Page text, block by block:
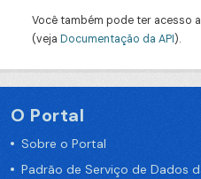
Você também pode ter acesso
(veja Documentação da API).
O Portal
Sobre o Portal
Padrão de Serviço de Dados